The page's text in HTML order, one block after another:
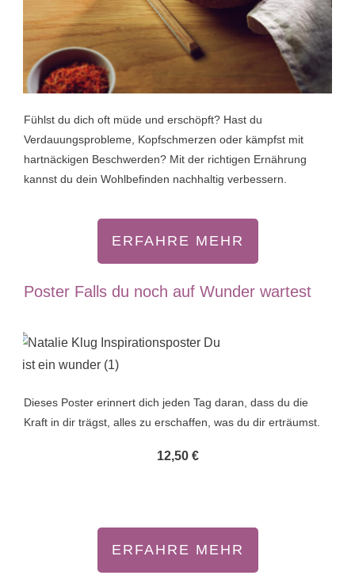
Fühlst du dich oft müde und erschöpft? Hast du
Verdauungsprobleme, Kopfschmerzen oder kämpfst mit
hartnäckigen Beschwerden? Mit der richtigen Ernährung
kannst du dein Wohlbefinden nachhaltig verbessern.
ERFAHRE MEHR
Poster Falls du noch auf Wunder wartest
Dieses Poster erinnert dich jeden Tag daran, dass du die
Kraft in dir trägst, alles zu erschaffen, was du dir erträumst.
12,50 €
ERFAHRE MEHR